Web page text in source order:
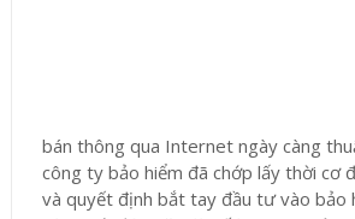
bán thông qua Internet ngày càng
công ty bảo hiểm đã chớp lấy thời cơ
và quyết định bắt tay đầu tư vào bảo